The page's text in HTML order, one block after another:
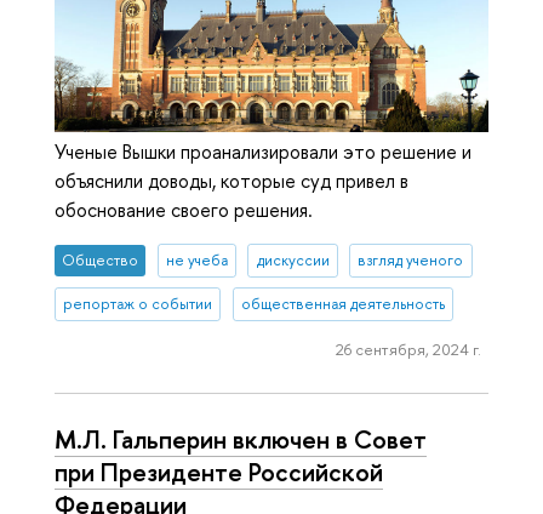
Ученые Вышки проанализировали это решение и
объяснили доводы, которые суд привел в
обоснование своего решения.
Общество не учеба дискуссии взгляд ученого
репортаж о событии общественная деятельность
26 сентября, 2024 г.
М.Л. Гальперин включен в Совет
при Президенте Российской
Федерации